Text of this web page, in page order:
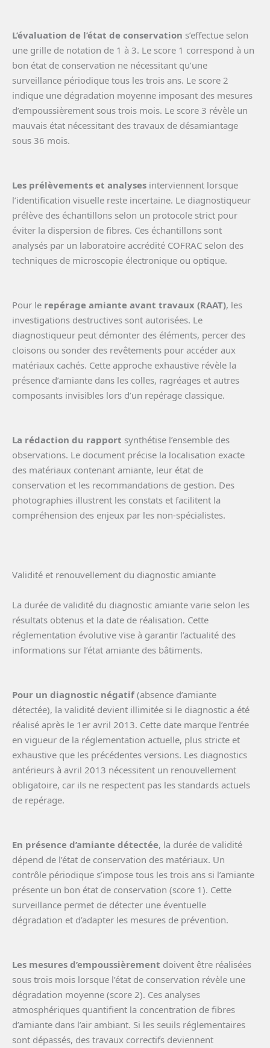
L’évaluation de l’état de conservation s’effectue selon
une grille de notation de 1 à 3. Le score 1 correspond à un
bon état de conservation ne nécessitant qu’une
surveillance périodique tous les trois ans. Le score 2
indique une dégradation moyenne imposant des mesures
d’empoussièrement sous trois mois. Le score 3 révèle un
mauvais état nécessitant des travaux de désamiantage
sous 36 mois.
Les prélèvements et analyses interviennent lorsque
l’identification visuelle reste incertaine. Le diagnostiqueur
prélève des échantillons selon un protocole strict pour
éviter la dispersion de fibres. Ces échantillons sont
analysés par un laboratoire accrédité COFRAC selon des
techniques de microscopie électronique ou optique.
Pour le repérage amiante avant travaux (RAAT), les
investigations destructives sont autorisées. Le
diagnostiqueur peut démonter des éléments, percer des
cloisons ou sonder des revêtements pour accéder aux
matériaux cachés. Cette approche exhaustive révèle la
présence d’amiante dans les colles, ragréages et autres
composants invisibles lors d’un repérage classique.
La rédaction du rapport synthétise l’ensemble des
observations. Le document précise la localisation exacte
des matériaux contenant amiante, leur état de
conservation et les recommandations de gestion. Des
photographies illustrent les constats et facilitent la
compréhension des enjeux par les non-spécialistes.
Validité et renouvellement du diagnostic amiante
La durée de validité du diagnostic amiante varie selon les
résultats obtenus et la date de réalisation. Cette
réglementation évolutive vise à garantir l’actualité des
informations sur l’état amiante des bâtiments.
Pour un diagnostic négatif(absence d’amiante
détectée), la validité devient illimitée si le diagnostic a été
réalisé après le 1er avril 2013. Cette date marque l’entrée
en vigueur de la réglementation actuelle, plus stricte et
exhaustive que les précédentes versions. Les diagnostics
antérieurs à avril 2013 nécessitent un renouvellement
obligatoire, car ils ne respectent pas les standards actuels
de repérage.
En présence d’amiante détectée, la durée de validité
dépend de l’état de conservation des matériaux. Un
contrôle périodique s’impose tous les trois ans si l’amiante
présente un bon état de conservation (score 1). Cette
surveillance permet de détecter une éventuelle
dégradation et d’adapter les mesures de prévention.
Les mesures d’empoussièrement doivent être réalisées
sous trois mois lorsque l’état de conservation révèle une
dégradation moyenne (score 2). Ces analyses
atmosphériques quantifient la concentration de fibres
d’amiante dans l’air ambiant. Si les seuils réglementaires
sont dépassés, des travaux correctifs deviennent